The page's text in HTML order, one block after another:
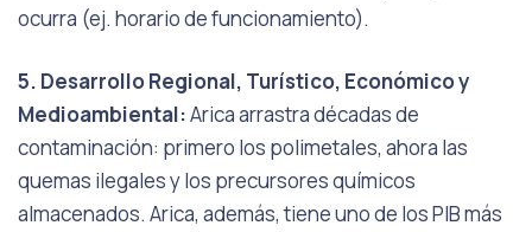
ocurra (ej. horario de funcionamiento).
5. Desarrollo Regional, Turístico, Económico y
Medioambiental:Arica arrastra décadas de
contaminación: primero los polimetales, ahora las
quemas ilegales y los precursores químicos
almacenados. Arica, además, tiene uno de los PIB más